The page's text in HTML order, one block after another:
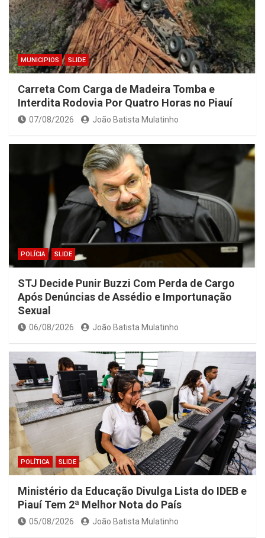
MUNICIPIOS SLIDE
Carreta Com Carga de Madeira Tomba e
Interdita Rodovia Por Quatro Horas no Piauí
07/08/2026 João Batista Mulatinho
POLÍCIA SLIDE
STJ Decide Punir Buzzi Com Perda de Cargo
Após Denúncias de Assédio e Importunação
Sexual
06/08/2026 João Batista Mulatinho
POLÍTICA SLIDE
Ministério da Educação Divulga Lista do IDEB e
Piauí Tem 2ª Melhor Nota do País
05/08/2026 João Batista Mulatinho